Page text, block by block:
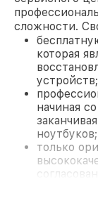
сложности.
которая
устройств;
начиная
ноутбуков;
только
На все